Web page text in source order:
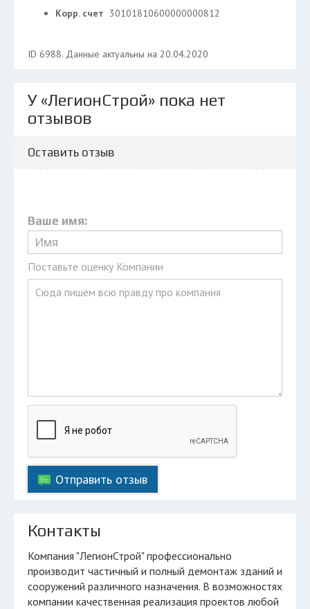
Корр. счет 30101810600000000812
ID 6988. Данные актуальны на 20.04.2020
У «ЛегионСтрой» пока нет
отзывов
Оставить отзыв
Ваше имя:
Поставьте оценку Компании
Отправить отзыв
Контакты
Компания "ЛегионСтрой" профессионально
производит частичный и полный демонтаж зданий и
сооружений различного назначения. В возможностях
компании качественная реализация проектов любой